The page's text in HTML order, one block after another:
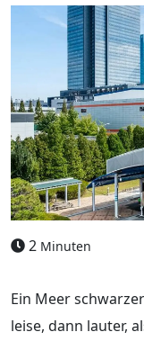
2 Minuten
Ein Meer
leise, dann lauter,